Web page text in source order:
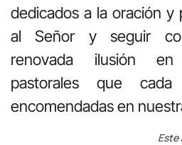
dedicados a la oración y
al Señor y seguir
renovada ilusión
pastorales que
encomendadas en
Este